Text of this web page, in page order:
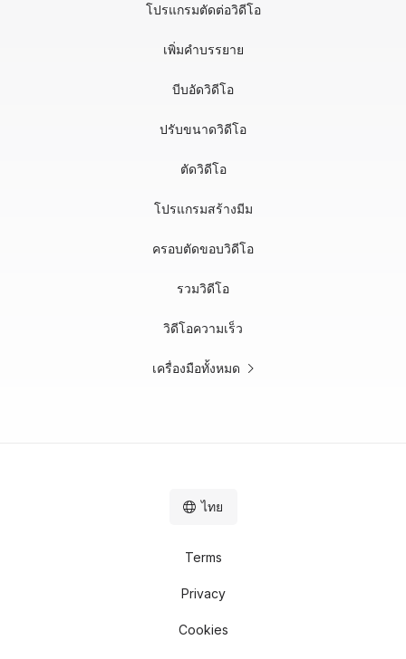
โปรแกรมตัดต่อวิดีโอ
เพิ่มคำบรรยาย
บีบอัดวิดีโอ
ปรับขนาดวิดีโอ
ตัดวิดีโอ
โปรแกรมสร้างมีม
ครอบตัดขอบวิดีโอ
รวมวิดีโอ
วิดีโอความเร็ว
เครื่องมือทั้งหมด
Terms
Privacy
Cookies
ไทย